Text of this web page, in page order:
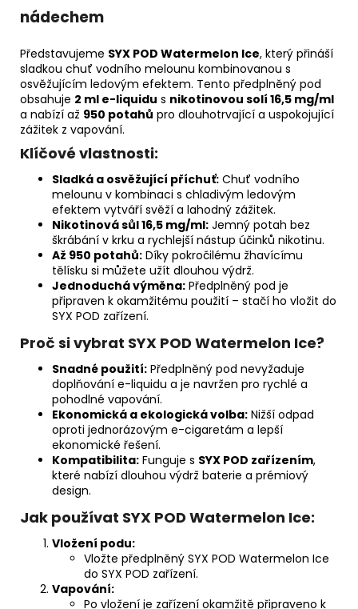
nádechem
Představujeme SYX POD Watermelon Ice, který přináší
sladkou chuť vodního melounu kombinovanou s
osvěžujícím ledovým efektem. Tento předplněný pod
obsahuje 2 ml e-liquidu s nikotinovou solí 16,5 mg/ml
a nabízí až 950 potahů pro dlouhotrvající a uspokojující
zážitek z vapování.
Klíčové vlastnosti:
Sladká a osvěžující příchuť: Chuť vodního
melounu v kombinaci s chladivým ledovým
efektem vytváří svěží a lahodný zážitek.
Nikotinová sůl 16,5 mg/ml: Jemný potah bez
škrábání v krku a rychlejší nástup účinků nikotinu.
Až 950 potahů: Díky pokročilému žhavícímu
tělísku si můžete užít dlouhou výdrž.
Jednoduchá výměna: Předplněný pod je
připraven k okamžitému použití – stačí ho vložit do
SYX POD zařízení.
Proč si vybrat SYX POD Watermelon Ice?
Snadné použití: Předplněný pod nevyžaduje
doplňování e-liquidu a je navržen pro rychlé a
pohodlné vapování.
Ekonomická a ekologická volba: Nižší odpad
oproti jednorázovým e-cigaretám a lepší
ekonomické řešení.
Kompatibilita: Funguje s SYX POD zařízením,
které nabízí dlouhou výdrž baterie a prémiový
design.
Jak používat SYX POD Watermelon Ice:
Vložení podu:
Vložte předplněný SYX POD Watermelon Ice
do SYX POD zařízení.
Vapování:
Po vložení je zařízení okamžitě připraveno k